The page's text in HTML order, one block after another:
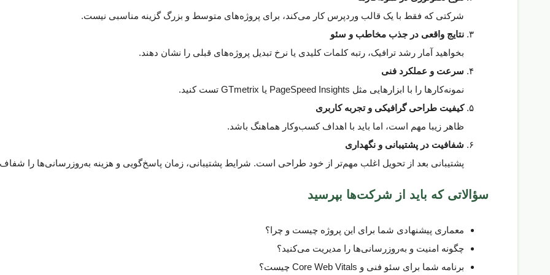
شرکتی که فقط با یک قالب وردپرس کار می‌کند، برای پروژه‌های متوسط و بزرگ گزینه مناسبی نیست.
نتایج واقعی در جذب مخاطب و سئو
بخواهید آمار رشد ترافیک، رتبه کلمات کلیدی یا نرخ تبدیل پروژه‌های قبلی را نشان دهند.
سرعت و عملکرد فنی
نمونه‌کارها را با ابزارهایی مثل PageSpeed Insights یا GTmetrix تست کنید.
کیفیت طراحی گرافیکی و تجربه کاربری
ظاهر زیبا مهم است، اما باید با اهداف کسب‌وکار هماهنگ باشد.
شفافیت در پشتیبانی و نگهداری
پشتیبانی بعد از تحویل اغلب مهم‌تر از خود طراحی است. شرایط پشتیبانی، زمان پاسخ‌گویی و هزینه به‌روزرسانی‌ها را
سؤالاتی که باید از شرکت‌ها بپرسید
معماری پیشنهادی شما برای این پروژه چیست و چرا؟
چگونه امنیت و به‌روزرسانی‌ها را مدیریت می‌کنید؟
برنامه شما برای سئو فنی و Core Web Vitals چیست؟